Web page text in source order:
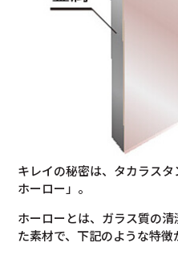
キレイの秘密は、タカラス
ホーロー」。
ホーローとは、ガラス質の
た素材で、下記のような特徴